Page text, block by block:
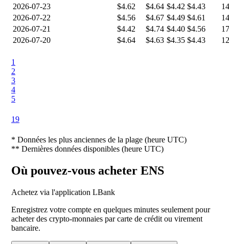
2026-07-23
$4.62 $4.64 $4.42 $4.43
2026-07-22
$4.56 $4.67 $4.49 $4.61
2026-07-21
$4.42 $4.74 $4.40 $4.56
2026-07-20
$4.64 $4.63 $4.35 $4.43
1
2
3
4
5
19
* Données les plus anciennes de la plage (heure UTC)
** Dernières données disponibles (heure UTC)
Où pouvez-vous acheter ENS
Achetez via l'application LBank
Enregistrez votre compte en quelques minutes seulement pour
acheter des crypto-monnaies par carte de crédit ou virement
bancaire.